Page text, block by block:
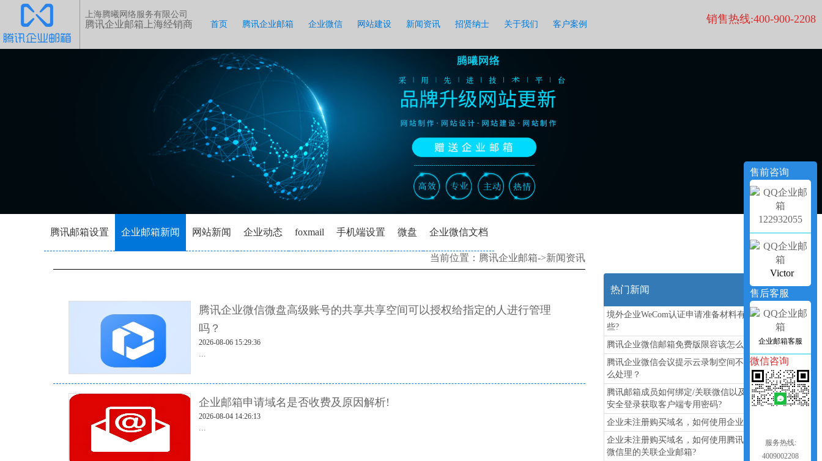
上海腾曦网络服务有限公司
腾讯企业邮箱上海经销商 首页 腾讯企业邮箱 企业微信 网站建设 新闻资讯 招贤纳士 关于我们 客户案例 销售热线:400-900-2208
腾讯邮箱设置 企业邮箱新闻 网站新闻 企业动态 foxmail 手机端设置 微盘 企业微信文档
当前位置： 腾讯企业邮箱->新闻资讯
腾讯企业微信微盘高级账号的共享共享空间可以授权给指定的人进行管理
吗？
2026-08-06 15:29:36
...
企业邮箱申请域名是否收费及原因解析!
2026-08-04 14:26:13
...
热门新闻
境外企业WeCom认证申请准备材料有哪
些?
腾讯企业微信邮箱免费版限容该怎么办?
腾讯企业微信会议提示云录制空间不足怎
么处理？
腾讯邮箱成员如何绑定/关联微信以及开启
安全登录获取客户端专用密码?
企业未注册购买域名，如何使用企业邮箱?
企业未注册购买域名，如何使用腾讯企业
微信里的关联企业邮箱?
售前咨询
122932055
Victor
售后客服
企业邮箱客服
微信咨询
服务热线:
4009002208